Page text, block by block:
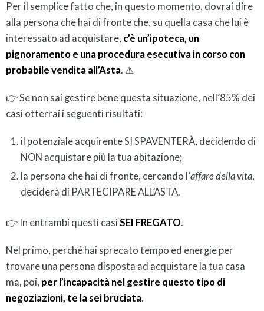
Per il semplice fatto che, in questo momento, dovrai dire
alla persona che hai di fronte che, su quella casa che lui è
interessato ad acquistare, c’è un’ipoteca, un
pignoramento e una procedura esecutiva in corso con
probabile vendita all’Asta. ⚠
👉 Se non sai gestire bene questa situazione, nell’85% dei
casi otterrai i seguenti risultati:
il potenziale acquirente SI SPAVENTERÀ, decidendo di
NON acquistare più la tua abitazione;
la persona che hai di fronte, cercando l’affare della vita,
deciderà di PARTECIPARE ALL’ASTA.
👉 In entrambi questi casi SEI FREGATO.
Nel primo, perché hai sprecato tempo ed energie per
trovare una persona disposta ad acquistare la tua casa
ma, poi, per l’incapacità nel gestire questo tipo di
negoziazioni, te la sei bruciata.